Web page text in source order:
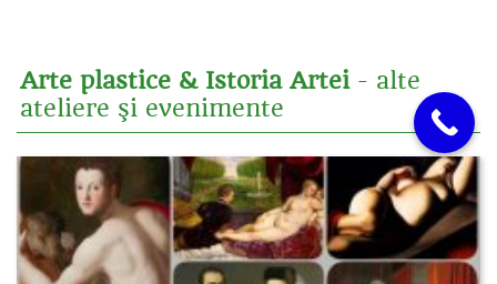
Arte plastice & Istoria Artei- alte
ateliere şi evenimente